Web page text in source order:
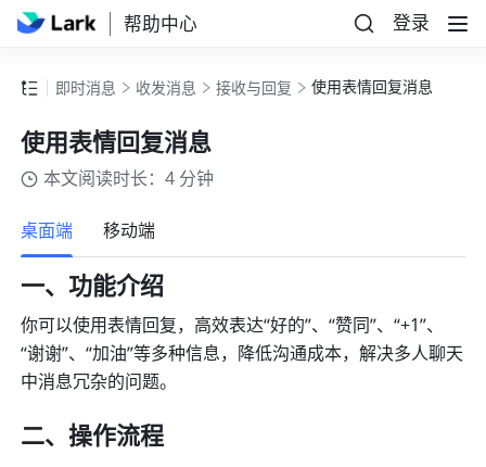
帮助中心 登录
即时消息 收发消息 接收与回复 使用表情回复消息
使用表情回复消息
本文阅读时长：4 分钟
桌面端
移动端
一、功能介绍
你可以使用表情回复，高效表达“好的”、“赞同”、“+1”、
“谢谢”、“加油”等多种信息，降低沟通成本，解决多人聊天
中消息冗杂的问题。
二、操作流程